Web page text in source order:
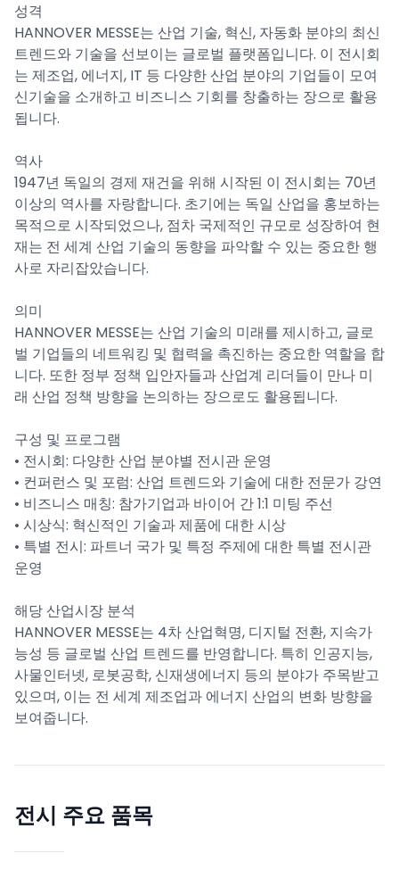
성격
HANNOVER MESSE는 산업 기술, 혁신, 자동화 분야의 최신
트렌드와 기술을 선보이는 글로벌 플랫폼입니다. 이 전시회
는 제조업, 에너지, IT 등 다양한 산업 분야의 기업들이 모여
신기술을 소개하고 비즈니스 기회를 창출하는 장으로 활용
됩니다.
역사
1947년 독일의 경제 재건을 위해 시작된 이 전시회는 70년
이상의 역사를 자랑합니다. 초기에는 독일 산업을 홍보하는
목적으로 시작되었으나, 점차 국제적인 규모로 성장하여 현
재는 전 세계 산업 기술의 동향을 파악할 수 있는 중요한 행
사로 자리잡았습니다.
의미
HANNOVER MESSE는 산업 기술의 미래를 제시하고, 글로
벌 기업들의 네트워킹 및 협력을 촉진하는 중요한 역할을 합
니다. 또한 정부 정책 입안자들과 산업계 리더들이 만나 미
래 산업 정책 방향을 논의하는 장으로도 활용됩니다.
구성 및 프로그램
• 전시회: 다양한 산업 분야별 전시관 운영
• 컨퍼런스 및 포럼: 산업 트렌드와 기술에 대한 전문가 강연
• 비즈니스 매칭: 참가기업과 바이어 간 1:1 미팅 주선
• 시상식: 혁신적인 기술과 제품에 대한 시상
• 특별 전시: 파트너 국가 및 특정 주제에 대한 특별 전시관
운영
해당 산업시장 분석
HANNOVER MESSE는 4차 산업혁명, 디지털 전환, 지속가
능성 등 글로벌 산업 트렌드를 반영합니다. 특히 인공지능,
사물인터넷, 로봇공학, 신재생에너지 등의 분야가 주목받고
있으며, 이는 전 세계 제조업과 에너지 산업의 변화 방향을
보여줍니다.
전시 주요 품목